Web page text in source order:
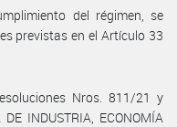
del régimen, se
previstas en el Artículo 33
Nros. 811/21 y
INDUSTRIA, ECONOMÍA